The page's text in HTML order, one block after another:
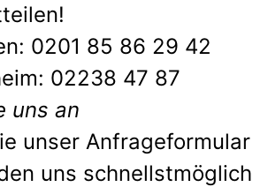
0201 85 86 29 42
02238 47 87
uns an
unser Anfrageformular
uns schnellstmöglich